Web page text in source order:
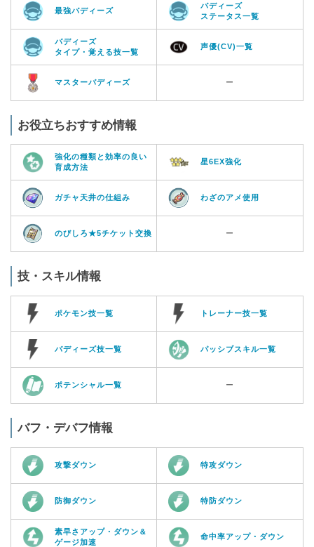
最強バディーズ
バディーズ
ステータス一覧
バディーズ
タイプ・覚える技一覧
声優(CV)一覧
マスターバディーズ ー
お役立ちおすすめ情報
強化の種類と効率の良い
育成方法
星6EX強化
ガチャ天井の仕組み わざのアメ使用
のびしろ★5チケット交換 ー
技・スキル情報
ポケモン技一覧 トレーナー技一覧
バディーズ技一覧 パッシブスキル一覧
ポテンシャル一覧 ー
バフ・デバフ情報
攻撃ダウン 特攻ダウン
防御ダウン 特防ダウン
素早さアップ・ダウン＆
ゲージ加速
命中率アップ・ダウン